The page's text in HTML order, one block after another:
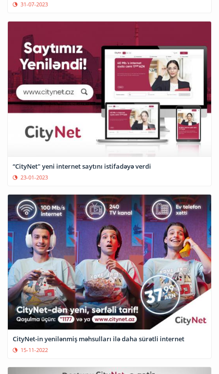
31-07-2023
“CityNet" yeni internet saytını istifadəyə verdi
23-01-2023
CityNet-in yenilənmiş məhsulları ilə daha sürətli internet
15-11-2022